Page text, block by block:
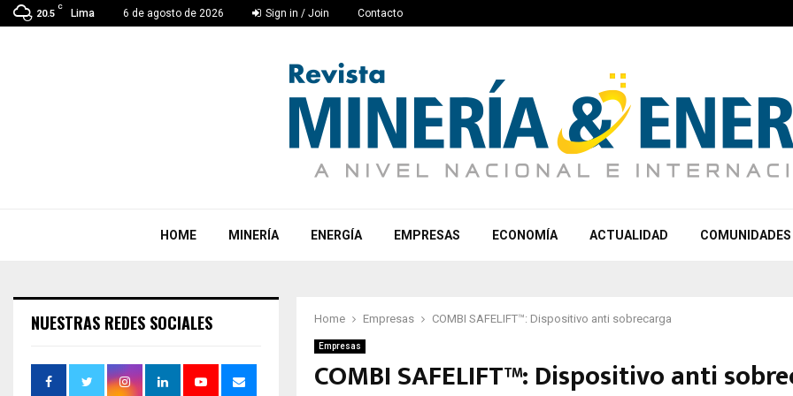
20.5
C
Lima 6 de agosto de 2026 Sign in / Join Contacto
HOME MINERÍA ENERGÍA EMPRESAS ECONOMÍA ACTUALIDAD COMUNIDADES
Home Empresas COMBI SAFELIFT™: Dispositivo anti sobrecarga
Empresas
COMBI SAFELIFT™: Dispositivo anti
NUESTRAS REDES SOCIALES